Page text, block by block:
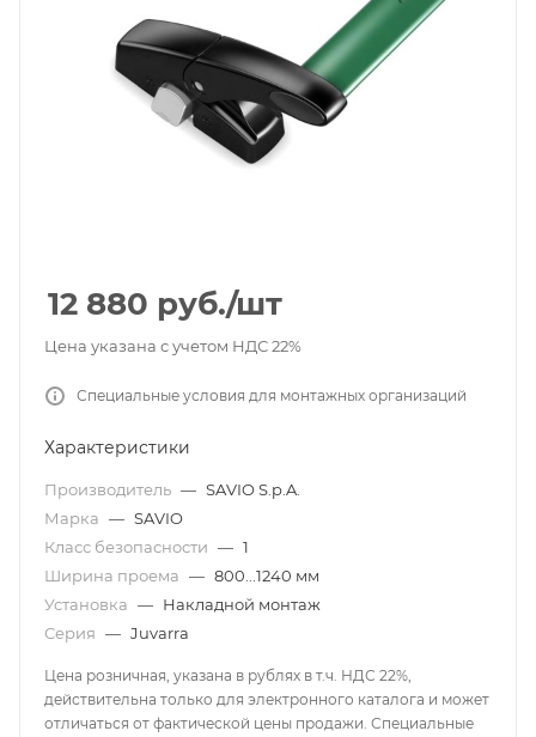
12 880 руб./шт
Цена указана с учетом НДС 22%
Специальные условия для монтажных организаций
Характеристики
Производитель — SAVIO S.p.A.
Марка — SAVIO
Класс безопасности — 1
Ширина проема — 800...1240 мм
Установка — Накладной монтаж
Серия — Juvarra
Цена розничная, указана в рублях в т.ч. НДС 22%,
действительна только для электронного каталога и может
отличаться от фактической цены продажи. Специальные